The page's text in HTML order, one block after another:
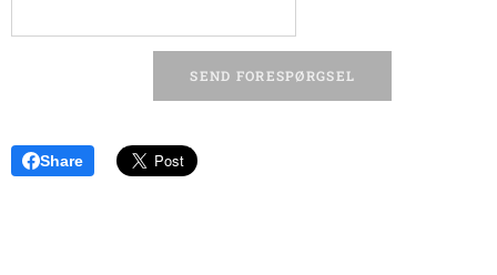
SEND FORESPØRGSEL
Share